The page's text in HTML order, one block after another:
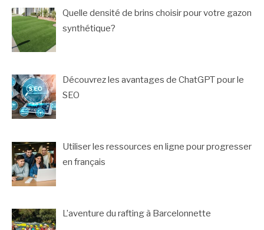
Quelle densité de brins choisir pour votre gazon
synthétique?
Découvrez les avantages de ChatGPT pour le
SEO
Utiliser les ressources en ligne pour progresser
en français
L’aventure du rafting à Barcelonnette